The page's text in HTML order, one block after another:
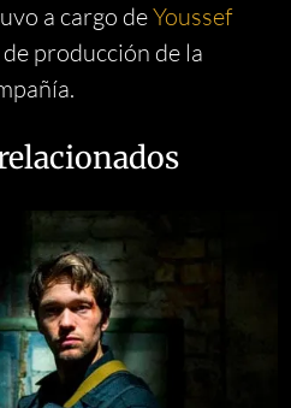
a cargo deYoussef
producción de la